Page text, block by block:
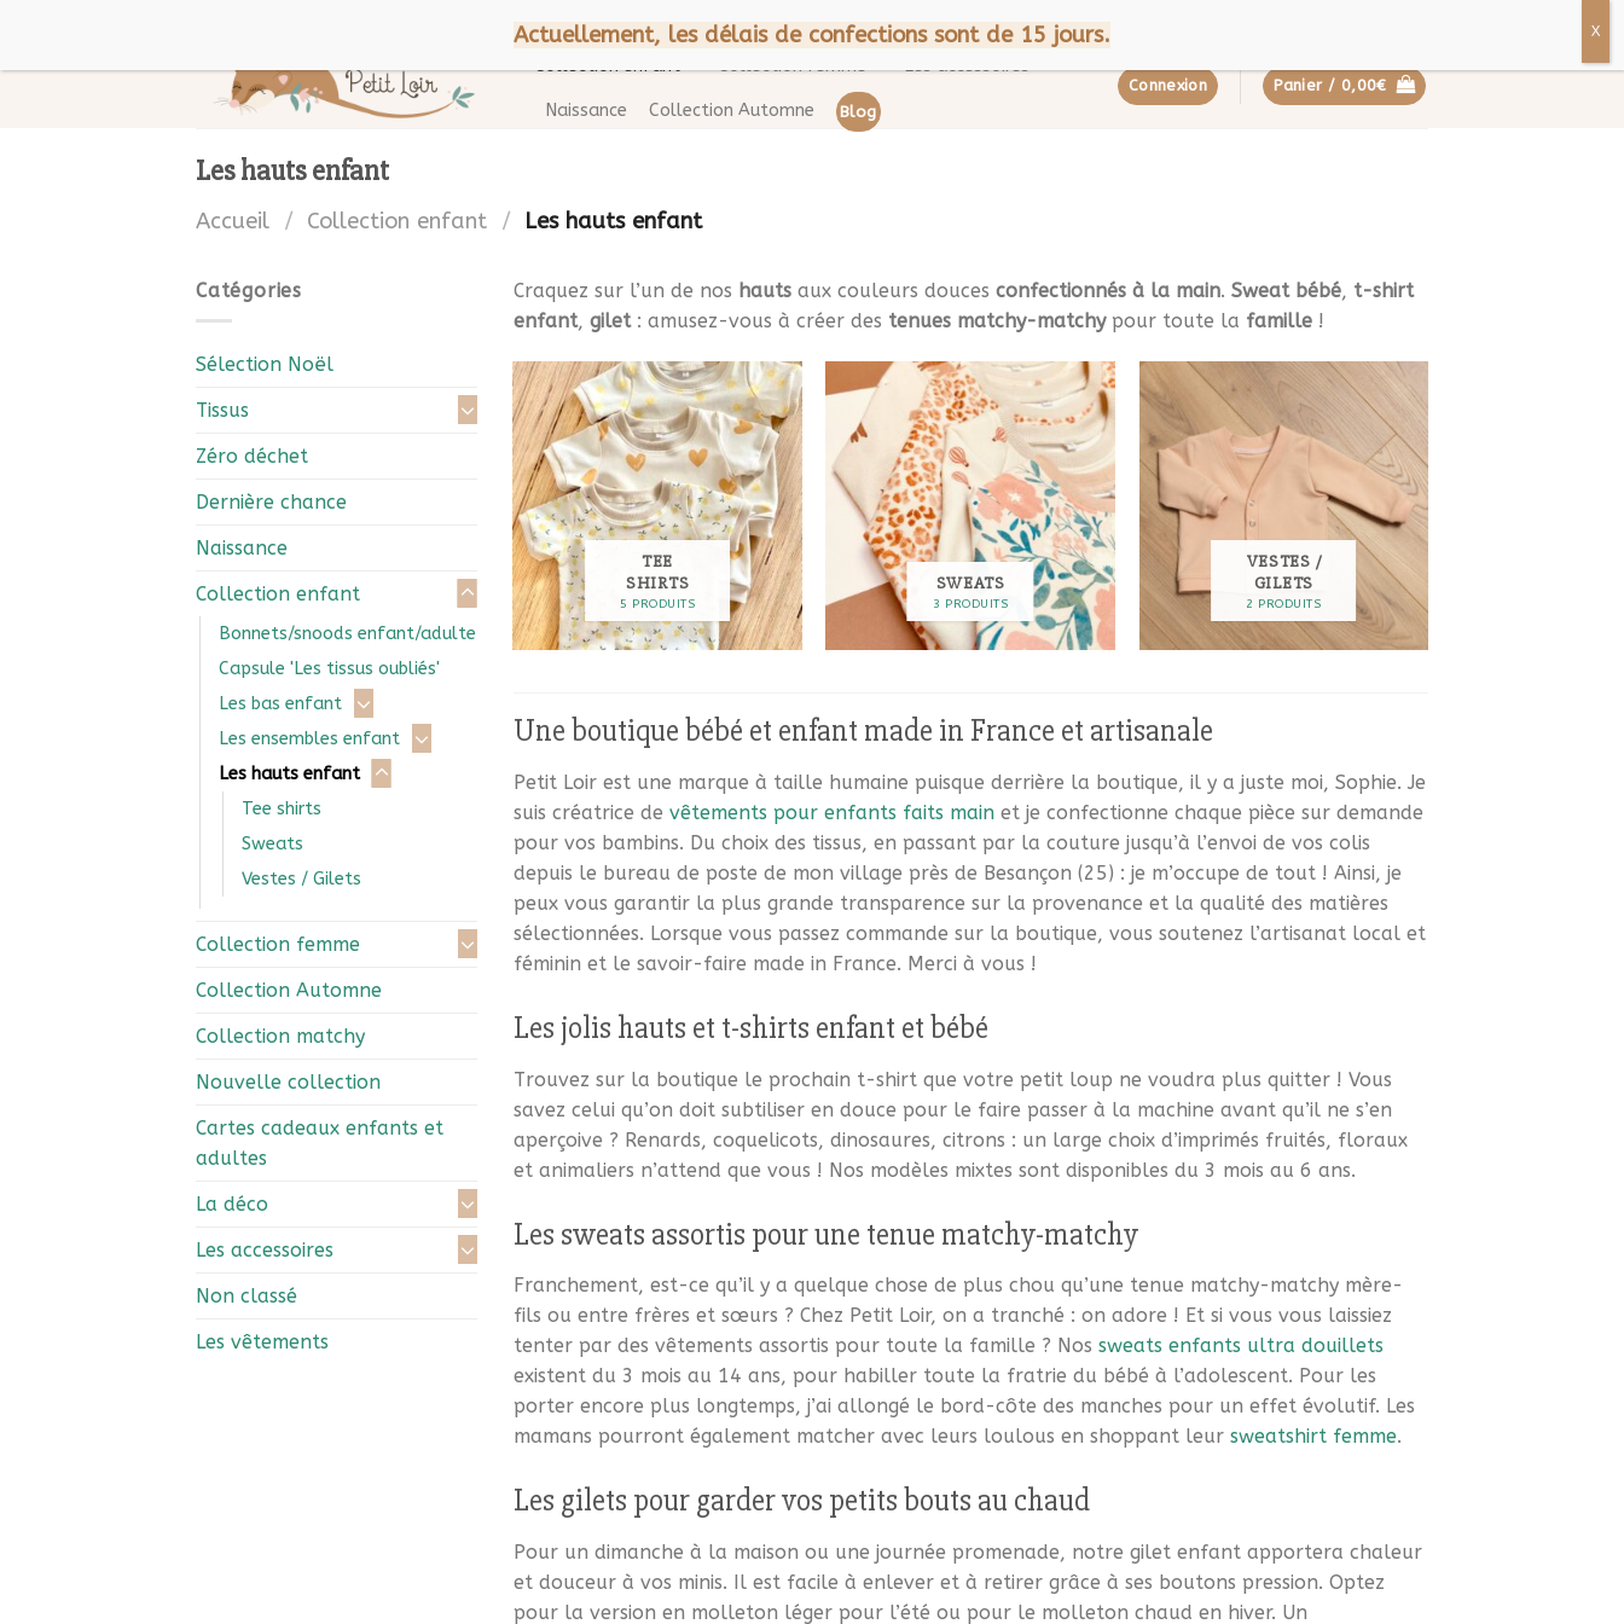
content
CGV Mentions légales A propos
Collection enfant Collection femme Les accessoires
Naissance Collection Automne Blog
Connexion Panier / 0,00€
Les hauts enfant
Accueil / Collection enfant / Les hauts enfant
Catégories
Sélection Noël
Tissus
Zéro déchet
Dernière chance
Naissance
Collection enfant
Bonnets/snoods enfant/adulte
Capsule 'Les tissus oubliés'
Les bas enfant
Les ensembles enfant
Les hauts enfant
Tee shirts
Sweats
Vestes / Gilets
Collection femme
Collection Automne
Collection matchy
Nouvelle collection
Cartes cadeaux enfants et
adultes
La déco
Les accessoires
Non classé
Les vêtements
Craquez sur l’un de nos hauts aux couleurs douces confectionnés à la main. Sweat bébé, t-shirt
enfant, gilet: amusez-vous à créer des tenues matchy-matchypour toute la famille!
TEE
SHIRTS
5 PRODUITS
SWEATS
3 PRODUITS
VESTES /
GILETS
2 PRODUITS
Une boutique bébé et enfant made in France et artisanale
Petit Loir est une marque à taille humaine puisque derrière la boutique, il y a juste moi, Sophie. Je
suis créatrice de vêtements pour enfants faits mainet je confectionne chaque pièce sur demande
pour vos bambins. Du choix des tissus, en passant par la couture jusqu’à l’envoi de vos colis
depuis le bureau de poste de mon village près de Besançon (25) : je m’occupe de tout ! Ainsi, je
peux vous garantir la plus grande transparence sur la provenance et la qualité des matières
sélectionnées. Lorsque vous passez commande sur la boutique, vous soutenez l’artisanat local et
féminin et le savoir-faire made in France. Merci à vous !
Les jolis hauts et t-shirts enfant et bébé
Trouvez sur la boutique le prochain t-shirt que votre petit loup ne voudra plus quitter ! Vous
savez celui qu’on doit subtiliser en douce pour le faire passer à la machine avant qu’il ne s’en
aperçoive ? Renards, coquelicots, dinosaures, citrons : un large choix d’imprimés fruités, floraux
et animaliers n’attend que vous ! Nos modèles mixtes sont disponibles du 3 mois au 6 ans.
Les sweats assortis pour une tenue matchy-matchy
Franchement, est-ce qu’il y a quelque chose de plus chou qu’une tenue matchy-matchy mère-
fils ou entre frères et sœurs ? Chez Petit Loir, on a tranché : on adore ! Et si vous vous laissiez
tenter par des vêtements assortis pour toute la famille ? Nos sweats enfants ultra douillets
existent du 3 mois au 14 ans, pour habiller toute la fratrie du bébé à l’adolescent. Pour les
porter encore plus longtemps, j’ai allongé le bord-côte des manches pour un effet évolutif. Les
mamans pourront également matcher avec leurs loulous en shoppant leur sweatshirt femme.
Les gilets pour garder vos petits bouts au chaud
Pour un dimanche à la maison ou une journée promenade, notre gilet enfant apportera chaleur
et douceur à vos minis. Il est facile à enlever et à retirer grâce à ses boutons pression. Optez
pour la version en molleton léger pour l’été ou pour le molleton chaud en hiver. Un
Actuellement, les délais de confections sont de 15 jours.